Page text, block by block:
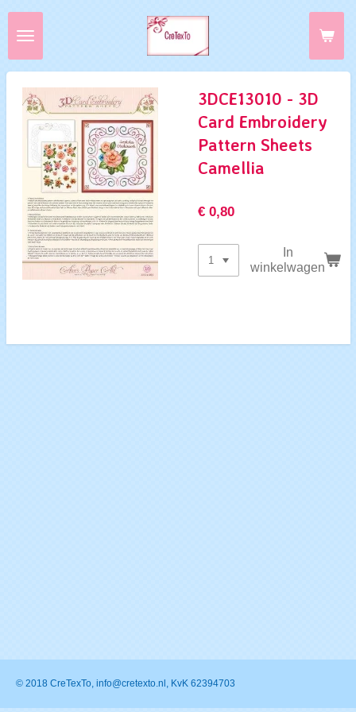
Ga
direct
de
hoofdinhoud
3DCE13010 - 3D
Card Embroidery
Pattern Sheets
Camellia
€ 0,80
In
winkelwagen
© 2018 CreTexTo, info@cretexto.nl, KvK 62394703